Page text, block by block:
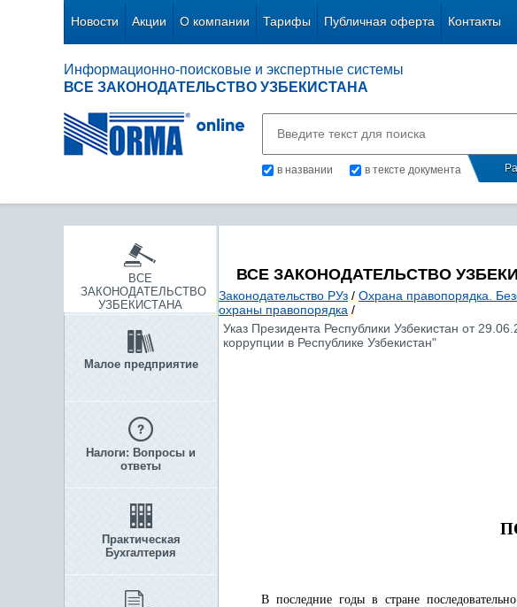
Новости Акции О компании Тарифы Публичная оферта Контакты
Информационно-поисковые и экспертные системы
ВСЕ ЗАКОНОДАТЕЛЬСТВО УЗБЕКИСТАНА
в названии в тексте документа
ВСЕ
ЗАКОНОДАТЕЛЬСТВО
УЗБЕКИСТАНА
Малое предприятие
Налоги: Вопросы и
ответы
Практическая
Бухгалтерия
ВСЕ ЗАКОНОДАТЕЛЬСТВО
Законодательство РУз / Охрана правопорядка.
охраны правопорядка /
Указ Президента Республики Узбекистан от
коррупции в Республике Узбекистан"
В последние годы в стране